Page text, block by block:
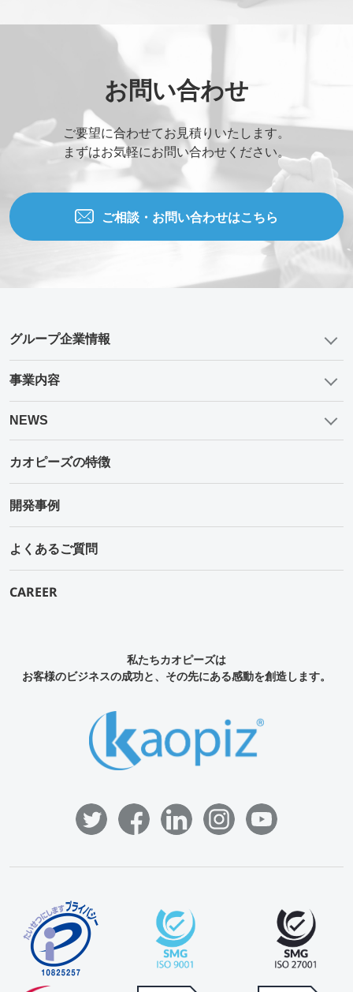
お問い合わせ
ご要望に合わせてお見積りいたします。
まずはお気軽にお問い合わせください。
ご相談・お問い合わせはこちら
グループ企業情報
事業内容
NEWS
カオピーズの特徴
開発事例
よくあるご質問
CAREER
私たちカオピーズは
お客様のビジネスの成功と、その先にある感動を創造します。